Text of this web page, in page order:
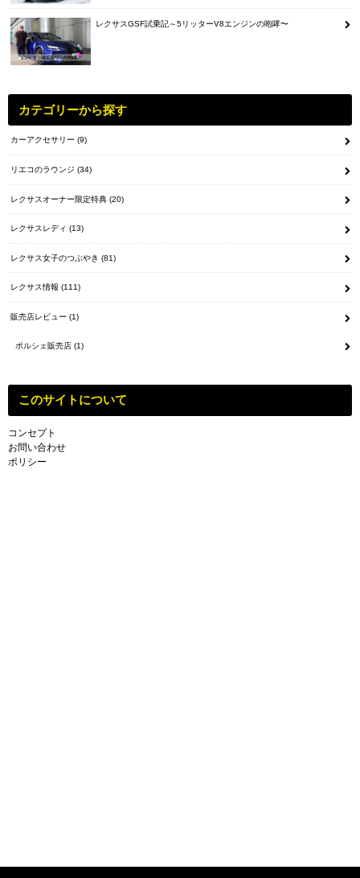
レクサスGSF試乗記～5リッターV8エンジンの咆哮〜
カテゴリーから探す
カーアクセサリー(9)
リエコのラウンジ(34)
レクサスオーナー限定特典(20)
レクサスレディ(13)
レクサス女子のつぶやき(81)
レクサス情報(111)
販売店レビュー(1)
ポルシェ販売店 (1)
このサイトについて
コンセプト
お問い合わせ
ポリシー